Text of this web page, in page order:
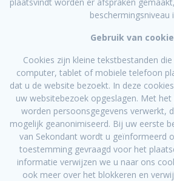
beschermingsniveau
Gebruik van
Cookies zijn kleine tekstbestanden
computer, tablet of mobiele telefoon
dat u de website bezoekt. In deze
uw websitebezoek opgeslagen. Met
worden persoonsgegevens verwerkt,
mogelijk geanonimiseerd. Bij uw eerste
van Sekondant wordt u geïnformeerd
toestemming gevraagd voor het
informatie verwijzen we u naar ons
ook meer over het blokkeren en